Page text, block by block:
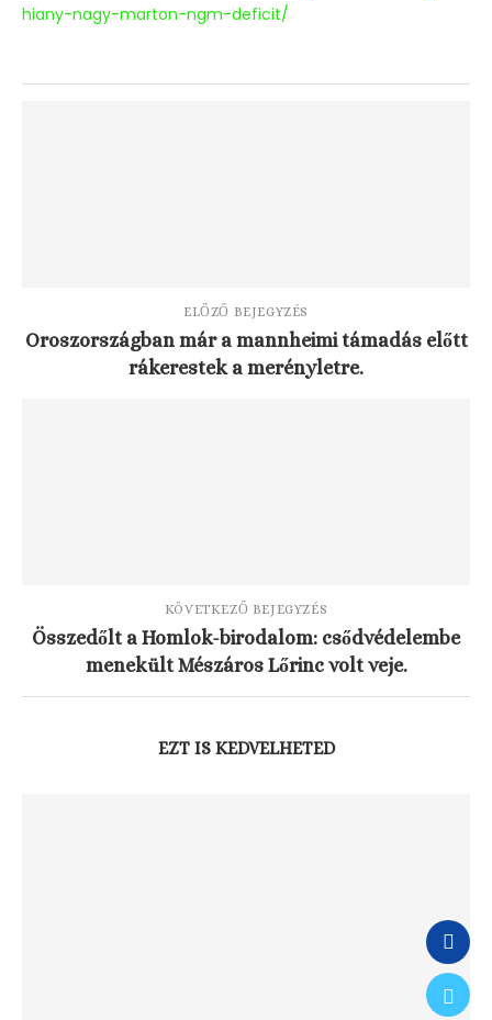
hiany-nagy-marton-ngm-deficit/
ELŐZŐ BEJEGYZÉS
Oroszországban már a mannheimi támadás előtt
rákerestek a merényletre.
KÖVETKEZŐ BEJEGYZÉS
Összedőlt a Homlok-birodalom: csődvédelembe
menekült Mészáros Lőrinc volt veje.
EZT IS KEDVELHETED